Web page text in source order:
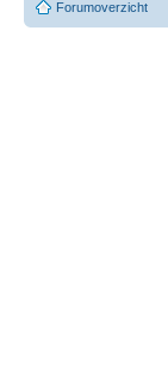
Forumoverzicht